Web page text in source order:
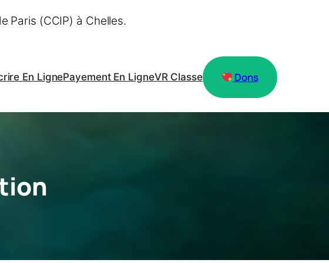
Paris (CCIP) à Chelles.
En LignePayement En LigneVR Classe Dons